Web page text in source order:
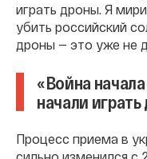
играть дроны. Я
убить российский
дроны — это уже не
«Война
начали
Процесс приема в